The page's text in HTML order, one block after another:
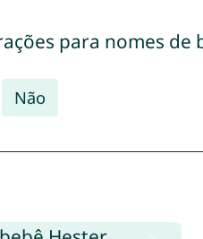
para nomes de
Não